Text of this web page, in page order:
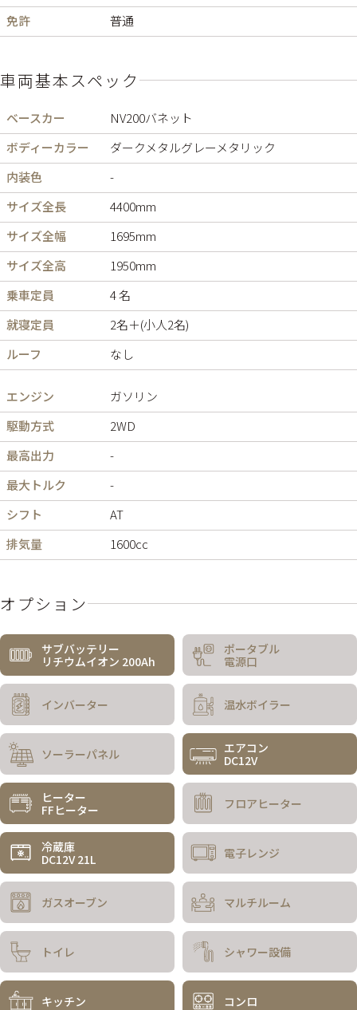
免許 普通
車両基本スペック
ベースカー
NV200バネット
ボディーカラー
ダークメタルグレーメタリック
内装色
-
サイズ全長
4400mm
サイズ全幅
1695mm
サイズ全高
1950mm
乗車定員
4 名
就寝定員
2名＋(小人2名)
ルーフ
なし
エンジン
ガソリン
駆動方式
2WD
最高出力
-
最大トルク
-
シフト
AT
排気量
1600cc
オプション
サブバッテリー
リチウムイオン 200Ah
ポータブル
電源口
インバーター 温水ボイラー
ソーラーパネル
エアコン
DC12V
ヒーター
FFヒーター
フロアヒーター
冷蔵庫
DC12V 21L
電子レンジ
ガスオーブン マルチルーム
トイレ シャワー設備
キッチン コンロ